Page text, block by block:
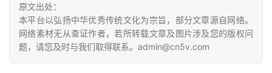
原文出处：
本平台以弘扬中华优秀传统文化为宗旨，部分文章源自网络。
网络素材无从查证作者，若所转载文章及图片涉及您的版权问
题，请您及时与我们取得联系。admin@cn5v.com